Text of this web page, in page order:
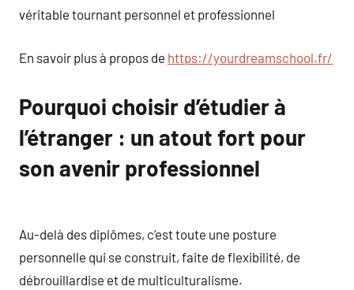
véritable tournant personnel et professionnel
En savoir plus à propos de https://yourdreamschool.fr/
Pourquoi choisir d’étudier à
l’étranger : un atout fort pour
son avenir professionnel
Au-delà des diplômes, c’est toute une posture
personnelle qui se construit, faite de flexibilité, de
débrouillardise et de multiculturalisme.